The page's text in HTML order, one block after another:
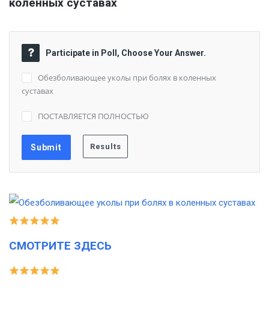
Participate in Poll, Choose Your Answer.
Обезболивающее уколы при болях в коленных
суставах
ПОСТАВЛЯЕТСЯ ПОЛНОСТЬЮ
СМОТРИТЕ ЗДЕСЬ